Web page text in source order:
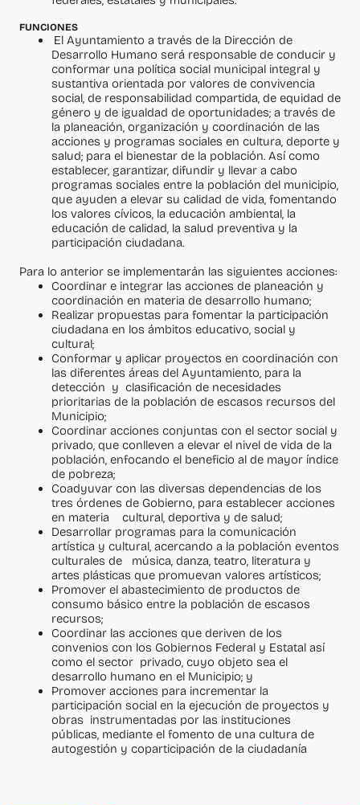
FUNCIONES
El Ayuntamiento a través de la Dirección de
Desarrollo Humano será responsable de conducir y
conformar una política social municipal integral y
sustantiva orientada por valores de convivencia
social, de responsabilidad compartida, de equidad de
género y de igualdad de oportunidades; a través de
la planeación, organización y coordinación de las
acciones y programas sociales en cultura, deporte y
salud; para el bienestar de la población. Así como
establecer, garantizar, difundir y llevar a cabo
programas sociales entre la población del municipio,
que ayuden a elevar su calidad de vida, fomentando
los valores cívicos, la educación ambiental, la
educación de calidad, la salud preventiva y la
participación ciudadana.
Para lo anterior se implementarán las siguientes acciones:
Coordinar e integrar las acciones de planeación y
coordinación en materia de desarrollo humano;
Realizar propuestas para fomentar la participación
ciudadana en los ámbitos educativo, social y
cultural;
Conformar y aplicar proyectos en coordinación con
las diferentes áreas del Ayuntamiento, para la
detección y clasificación de necesidades
prioritarias de la población de escasos recursos del
Municipio;
Coordinar acciones conjuntas con el sector social y
privado, que conlleven a elevar el nivel de vida de la
población, enfocando el beneficio al de mayor índice
de pobreza;
Coadyuvar con las diversas dependencias de los
tres órdenes de Gobierno, para establecer acciones
en materia cultural, deportiva y de salud;
Desarrollar programas para la comunicación
artística y cultural, acercando a la población eventos
culturales de música, danza, teatro, literatura y
artes plásticas que promuevan valores artísticos;
Promover el abastecimiento de productos de
consumo básico entre la población de escasos
recursos;
Coordinar las acciones que deriven de los
convenios con los Gobiernos Federal y Estatal así
como el sector privado, cuyo objeto sea el
desarrollo humano en el Municipio; y
Promover acciones para incrementar la
participación social en la ejecución de proyectos y
obras instrumentadas por las instituciones
públicas, mediante el fomento de una cultura de
autogestión y coparticipación de la ciudadanía